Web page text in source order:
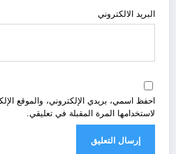
البريد الالكتروني
احفظ اسمي، بريدي الإلكتروني، والموقع
لاستخدامها المرة المقبلة في تعليقي.